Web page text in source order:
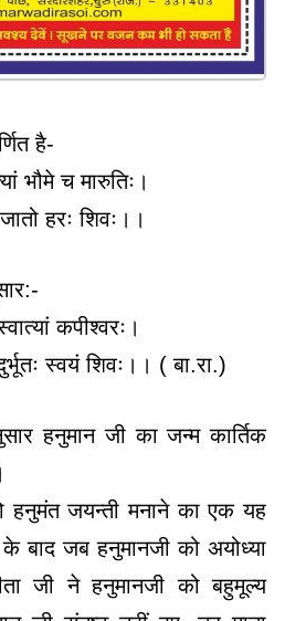
है-
भौमे च मारुतिः।
हरः शिवः।।
कपीश्वरः।
स्वयं शिवः।। ( बा.रा.)
हनुमान जी का जन्म कार्तिक
हनुमंत जयन्ती मनाने का एक यह
बाद जब हनुमानजी को अयोध्या
जी ने हनुमानजी को बहुमूल्य